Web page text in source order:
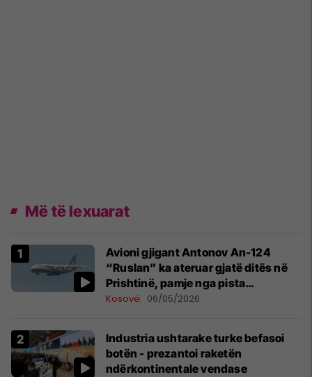
Më të lexuarat
Avioni gjigant Antonov An-124
“Ruslan” ka ateruar gjatë ditës në
Prishtinë, pamje nga pista
publikohen edhe në rrjete sociale
Kosovë 06/05/2026
Industria ushtarake turke befasoi
botën - prezantoi raketën
ndërkontinentale vendase